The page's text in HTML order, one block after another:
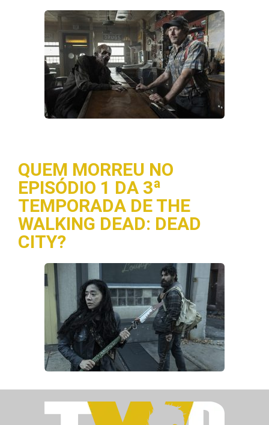
QUEM MORREU NO
EPISÓDIO 1 DA 3ª
TEMPORADA DE THE
WALKING DEAD: DEAD
CITY?